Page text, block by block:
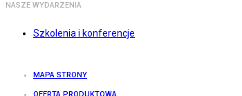
NASZE WYDARZENIA
Szkolenia i konferencje
MAPA STRONY